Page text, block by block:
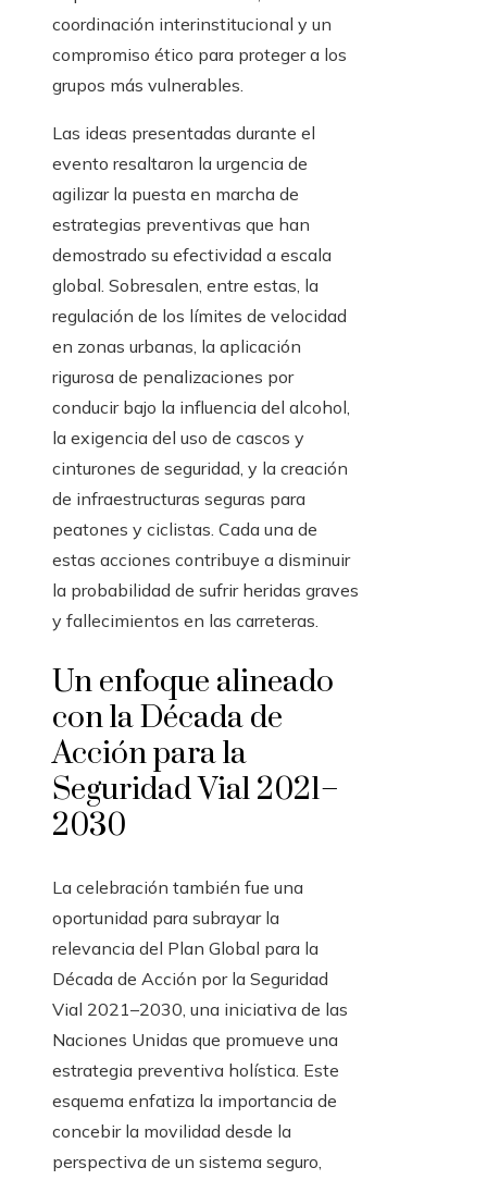
coordinación interinstitucional y un
compromiso ético para proteger a los
grupos más vulnerables.
Las ideas presentadas durante el
evento resaltaron la urgencia de
agilizar la puesta en marcha de
estrategias preventivas que han
demostrado su efectividad a escala
global. Sobresalen, entre estas, la
regulación de los límites de velocidad
en zonas urbanas, la aplicación
rigurosa de penalizaciones por
conducir bajo la influencia del alcohol,
la exigencia del uso de cascos y
cinturones de seguridad, y la creación
de infraestructuras seguras para
peatones y ciclistas. Cada una de
estas acciones contribuye a disminuir
la probabilidad de sufrir heridas graves
y fallecimientos en las carreteras.
Un enfoque alineado
con la Década de
Acción para la
Seguridad Vial 2021–
2030
La celebración también fue una
oportunidad para subrayar la
relevancia del Plan Global para la
Década de Acción por la Seguridad
Vial 2021–2030, una iniciativa de las
Naciones Unidas que promueve una
estrategia preventiva holística. Este
esquema enfatiza la importancia de
concebir la movilidad desde la
perspectiva de un sistema seguro,